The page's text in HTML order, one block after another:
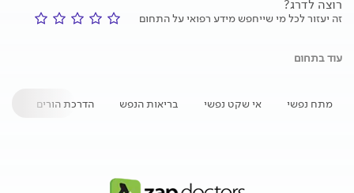
רוצה לדרג?
זה יעזור לכל מי שייחפש מידע רפואי על התחום
עוד בתחום
מתח נפשי אי שקט נפשי בריאות הנפש הדרכת הורים